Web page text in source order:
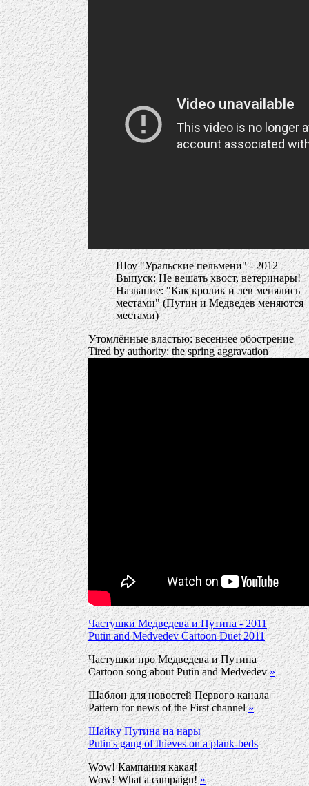
Шоу "Уральские пельмени" - 2012
Выпуск: Не вешать хвост, ветеринары!
Название: "Как кролик и лев менялись
местами" (Путин и Медведев меняются
местами)
Утомлённые властью: весеннее обострение
Tired by authority: the spring aggravation
Частушки Медведева и Путина - 2011
Putin and Medvedev Сartoon Duet 2011
Частушки про Медведева и Путина
Сartoon song about Putin and Medvedev»
Шаблон для новостей Первого канала
Pattern for news of the First channel»
Шайку Путина на нары
Putin's gang of thieves on a plank-beds
Wow! Кампания какая!
Wow! What a campaign!»